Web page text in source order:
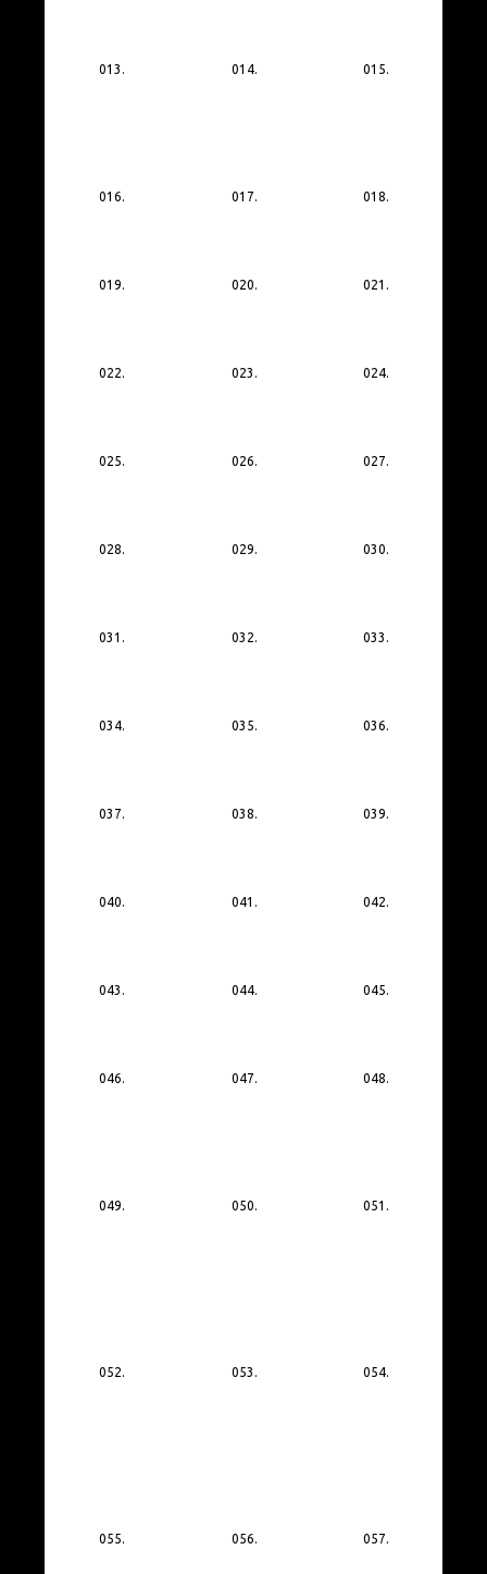
013. 014. 015.
016. 017. 018.
019. 020. 021.
022. 023. 024.
025. 026. 027.
028. 029. 030.
031. 032. 033.
034. 035. 036.
037. 038. 039.
040. 041. 042.
043. 044. 045.
046. 047. 048.
049. 050. 051.
052. 053. 054.
055. 056. 057.